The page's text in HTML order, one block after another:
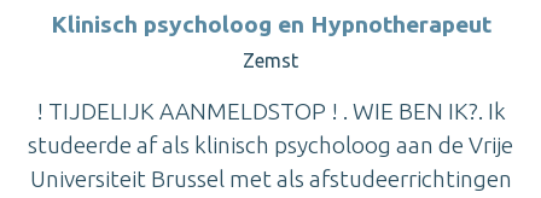
Klinisch psycholoog en Hypnotherapeut
Zemst
! TIJDELIJK AANMELDSTOP ! . WIE BEN IK?. Ik
studeerde af als klinisch psycholoog aan de Vrije
Universiteit Brussel met als afstudeerrichtingen